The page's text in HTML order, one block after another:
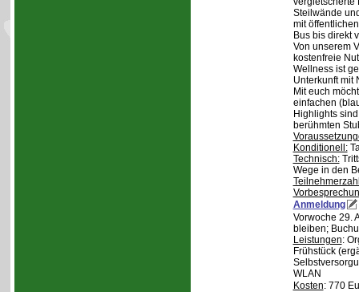
Steilwände
mit
Bus bis direkt
Von unserem
kostenfreie
Wellness ist
Unterkunft mit
Mit euch
einfachen
Highlights
berühmten
Konditionell:
Technisch:
Wege in den
Anmeldung
Vorwoche 29.
bleiben;
Leistungen:
Frühstück
WLAN
Kosten: 770